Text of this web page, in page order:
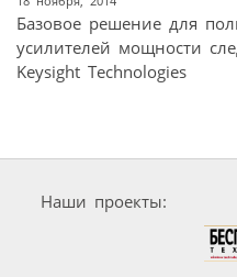
Базовое решение для
усилителей мощности
Keysight Technologies
Наши проекты: